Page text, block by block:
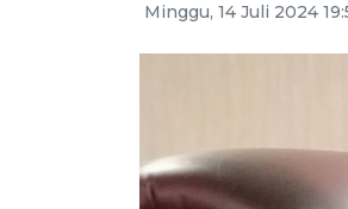
Minggu, 14 Juli 2024